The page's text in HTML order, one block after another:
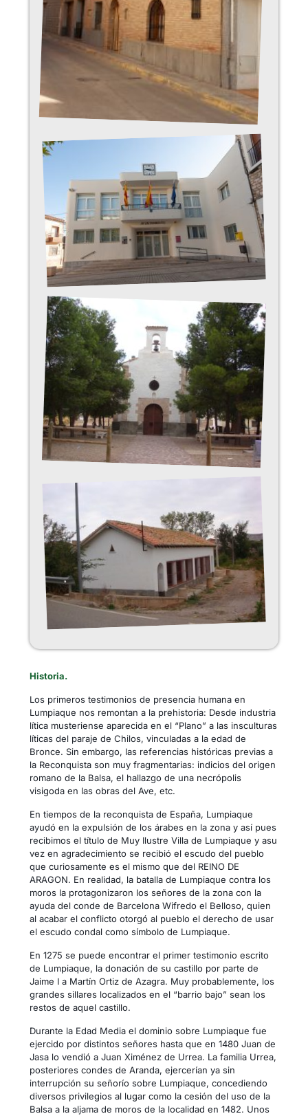
Historia.
Los primeros testimonios de presencia humana en
Lumpiaque nos remontan a la prehistoria: Desde industria
lítica musteriense aparecida en el “Plano” a las insculturas
líticas del paraje de Chilos, vinculadas a la edad de
Bronce. Sin embargo, las referencias históricas previas a
la Reconquista son muy fragmentarias: indicios del origen
romano de la Balsa, el hallazgo de una necrópolis
visigoda en las obras del Ave, etc.
En tiempos de la reconquista de España, Lumpiaque
ayudó en la expulsión de los árabes en la zona y así pues
recibimos el título de Muy Ilustre Villa de Lumpiaque y asu
vez en agradecimiento se recibió el escudo del pueblo
que curiosamente es el mismo que del REINO DE
ARAGON. En realidad, la batalla de Lumpiaque contra los
moros la protagonizaron los señores de la zona con la
ayuda del conde de Barcelona Wifredo el Belloso, quien
al acabar el conflicto otorgó al pueblo el derecho de usar
el escudo condal como símbolo de Lumpiaque.
En 1275 se puede encontrar el primer testimonio escrito
de Lumpiaque, la donación de su castillo por parte de
Jaime I a Martín Ortiz de Azagra. Muy probablemente, los
grandes sillares localizados en el “barrio bajo” sean los
restos de aquel castillo.
Durante la Edad Media el dominio sobre Lumpiaque fue
ejercido por distintos señores hasta que en 1480 Juan de
Jasa lo vendió a Juan Ximénez de Urrea. La familia Urrea,
posteriores condes de Aranda, ejercerían ya sin
interrupción su señorío sobre Lumpiaque, concediendo
diversos privilegios al lugar como la cesión del uso de la
Balsa a la aljama de moros de la localidad en 1482. Unos